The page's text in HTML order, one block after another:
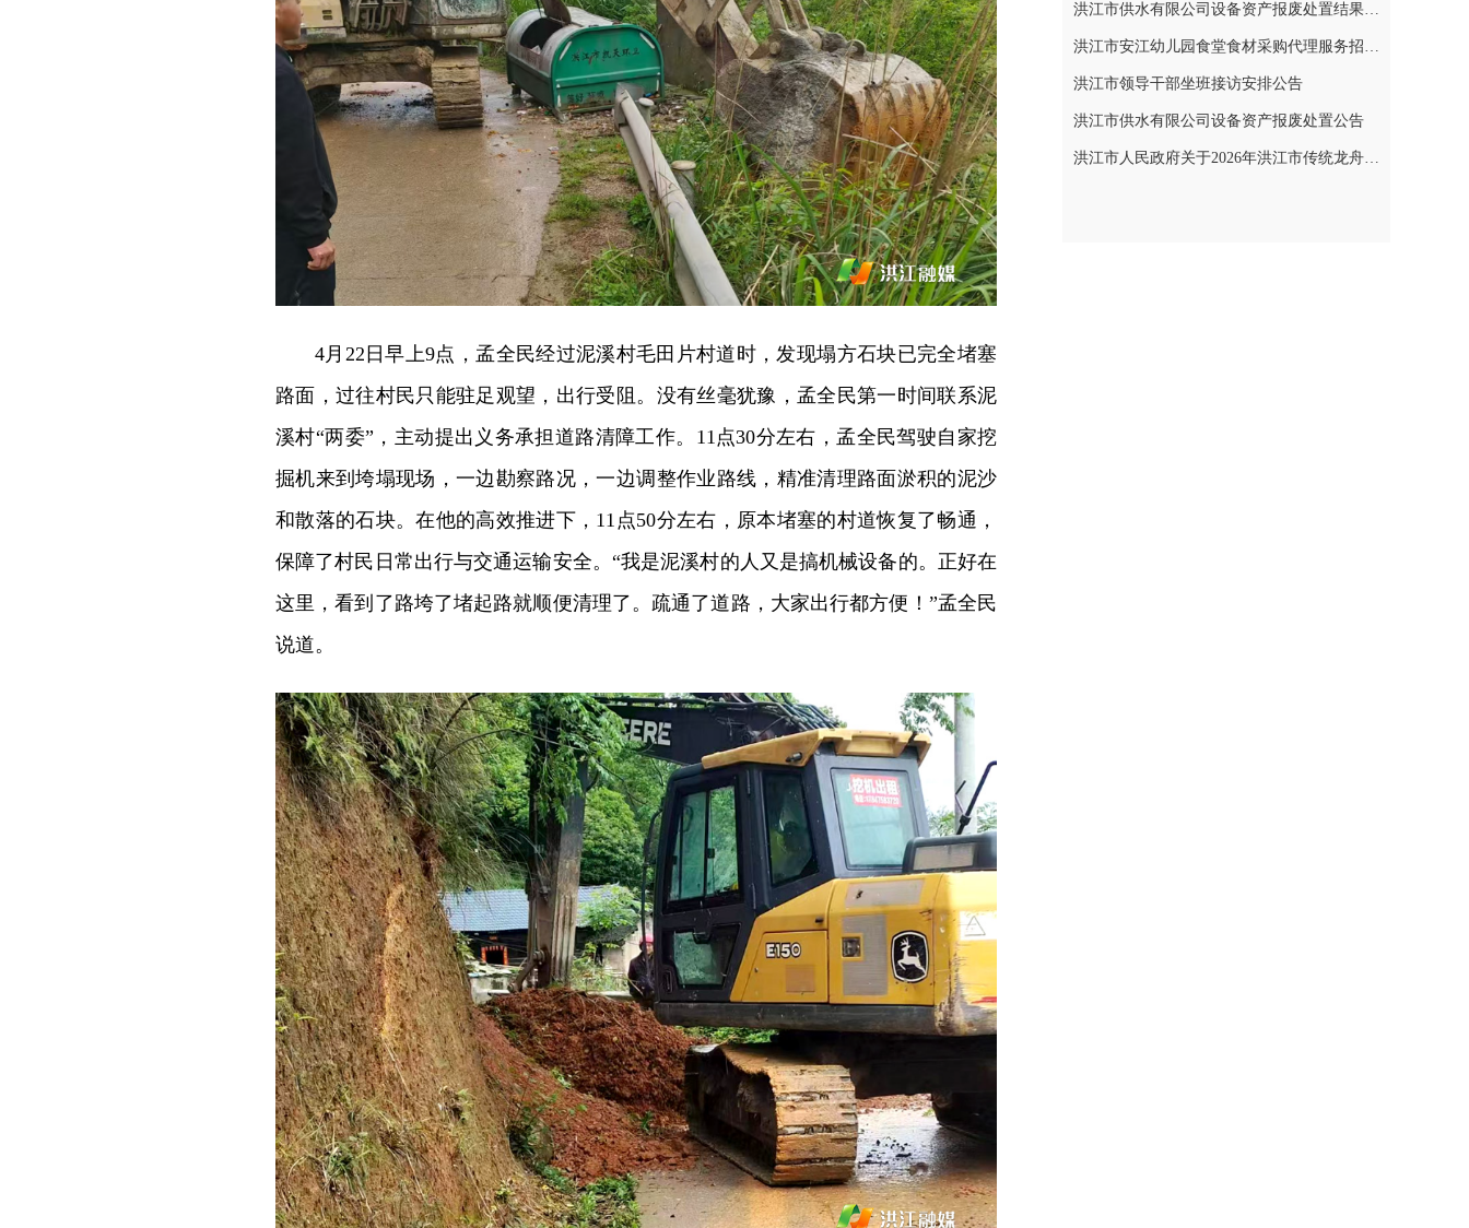
4月22日早上9点，孟全民经过泥溪村毛田片村道时，发现塌方石块已完全堵塞
路面，过往村民只能驻足观望，出行受阻。没有丝毫犹豫，孟全民第一时间联系泥
溪村“两委”，主动提出义务承担道路清障工作。11点30分左右，孟全民驾驶自家挖
掘机来到垮塌现场，一边勘察路况，一边调整作业路线，精准清理路面淤积的泥沙
和散落的石块。在他的高效推进下，11点50分左右，原本堵塞的村道恢复了畅通，
保障了村民日常出行与交通运输安全。“我是泥溪村的人又是搞机械设备的。正好在
这里，看到了路垮了堵起路就顺便清理了。疏通了道路，大家出行都方便！”孟全民
说道。
洪江市供水有限公司设备资产报废处置结果公示
洪江市安江幼儿园食堂食材采购代理服务招标遴选公告
洪江市领导干部坐班接访安排公告
洪江市供水有限公司设备资产报废处置公告
洪江市人民政府关于2026年洪江市传统龙舟赛活动期间临时管制无人机等“低慢小”航空器的通告